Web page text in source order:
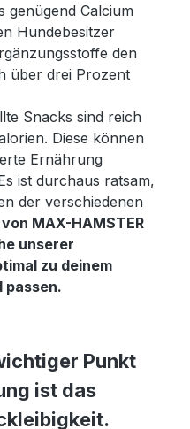
genügend Calcium
Hundebesitzer
den
über drei Prozent
Snacks sind reich
Diese können
Ernährung
ist durchaus ratsam,
der verschiedenen
MAX-HAMSTER
unserer
zu deinem
passen.
Punkt
ist das